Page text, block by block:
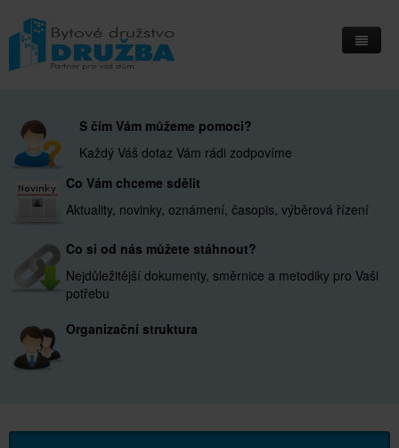
S čím Vám můžeme pomoci?
Každý Váš dotaz Vám rádi zodpovíme
Co Vám chceme sdělit
Aktuality, novinky, oznámení, časopis, výběrová řízení
Co si od nás můžete stáhnout?
Nejdůležitější dokumenty, směrnice a metodiky pro Vaši
potřebu
Organizační struktura
Informační deska
Přihlášení do IS Integri
Kontakty
Kde nás najdete